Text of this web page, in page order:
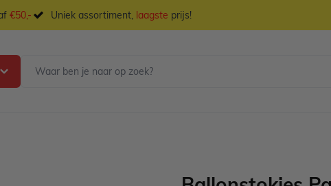
€50,- Uniek assortiment, laagste prijs!